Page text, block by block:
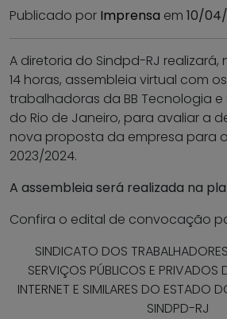
Publicado por Imprensa em 10/
A diretoria do Sindpd-RJ realizará,
14 horas, assembleia virtual com
trabalhadoras da BB Tecnologia
do Rio de Janeiro, para avaliar a
nova proposta da empresa para
2023/2024.
A assembleia será realizada na
Confira o edital de convocação
SINDICATO DOS
SERVIÇOS PÚBLICOS E PRIVADOS
INTERNET E SIMILARES DO ESTADO
SINDPD-RJ